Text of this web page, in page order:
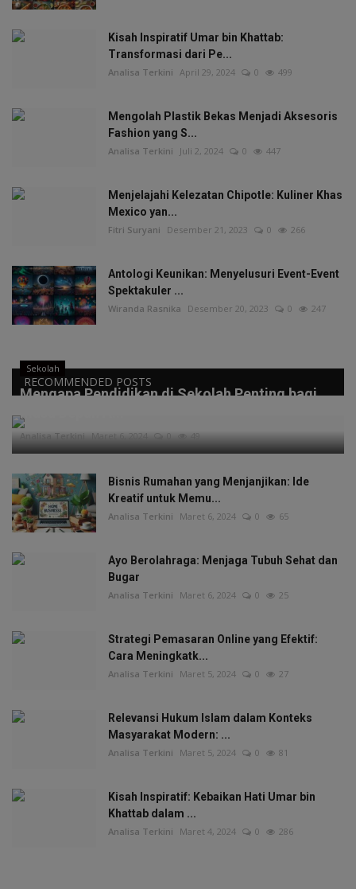
Kisah Inspiratif Umar bin Khattab:
Transformasi dari Pe...
Analisa Terkini April 29, 2024 0 499
Mengolah Plastik Bekas Menjadi Aksesoris
Fashion yang S...
Analisa Terkini Juli 2, 2024 0 447
Menjelajahi Kelezatan Chipotle: Kuliner Khas
Mexico yan...
Fitri Suryani Desember 21, 2023 0 266
Antologi Keunikan: Menyelusuri Event-Event
Spektakuler ...
Wiranda Rasnika Desember 20, 2023 0 247
RECOMMENDED POSTS
Sekolah
Mengapa Pendidikan di Sekolah Penting bagi
Masa Depan A...
Analisa Terkini Maret 6, 2024 0 49
Bisnis Rumahan yang Menjanjikan: Ide
Kreatif untuk Memu...
Analisa Terkini Maret 6, 2024 0 65
Ayo Berolahraga: Menjaga Tubuh Sehat dan
Bugar
Analisa Terkini Maret 6, 2024 0 25
Strategi Pemasaran Online yang Efektif:
Cara Meningkatk...
Analisa Terkini Maret 5, 2024 0 27
Relevansi Hukum Islam dalam Konteks
Masyarakat Modern: ...
Analisa Terkini Maret 5, 2024 0 81
Kisah Inspiratif: Kebaikan Hati Umar bin
Khattab dalam ...
Analisa Terkini Maret 4, 2024 0 286